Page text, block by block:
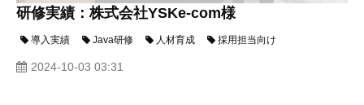
研修実績：株式会社YSKe-com様
導入実績 Java研修 人材育成 採用担当向け
2024-10-03 03:31